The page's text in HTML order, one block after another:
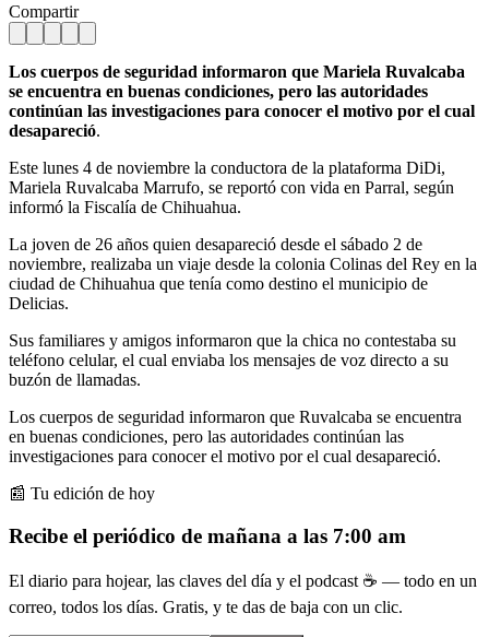
Compartir
Los cuerpos de seguridad informaron que Mariela Ruvalcaba
se encuentra en buenas condiciones, pero las autoridades
continúan las investigaciones para conocer el motivo por el cual
desapareció.
Este lunes 4 de noviembre la conductora de la plataforma DiDi,
Mariela Ruvalcaba Marrufo, se reportó con vida en Parral, según
informó la Fiscalía de Chihuahua.
La joven de 26 años quien desapareció desde el sábado 2 de
noviembre, realizaba un viaje desde la colonia Colinas del Rey en la
ciudad de Chihuahua que tenía como destino el municipio de
Delicias.
Sus familiares y amigos informaron que la chica no contestaba su
teléfono celular, el cual enviaba los mensajes de voz directo a su
buzón de llamadas.
Los cuerpos de seguridad informaron que Ruvalcaba se encuentra
en buenas condiciones, pero las autoridades continúan las
investigaciones para conocer el motivo por el cual desapareció.
📰 Tu edición de hoy
Recibe el periódico de mañana a las 7:00 am
El diario para hojear, las claves del día y el podcast ☕ — todo en un
correo, todos los días. Gratis, y te das de baja con un clic.